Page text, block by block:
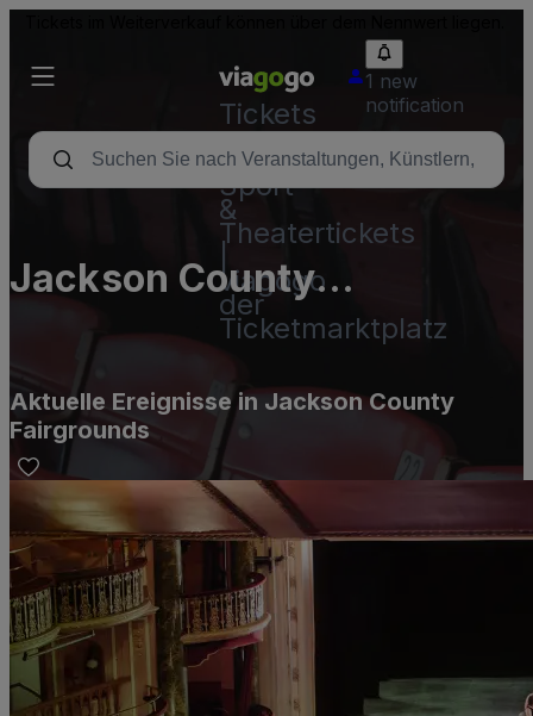
Tickets
-
Konzert-,
Sport-
&
Theatertickets
viagogo
der
Ticketmarktplatz
1 new
notification
Jackson County
Fairgrounds
Aktuelle Ereignisse in Jackson County
Fairgrounds